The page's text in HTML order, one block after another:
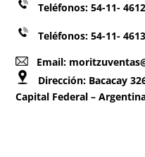
Teléfonos: 54-11-
Teléfonos: 54-11-
Email:
Dirección:Bacacay
Capital Federal –